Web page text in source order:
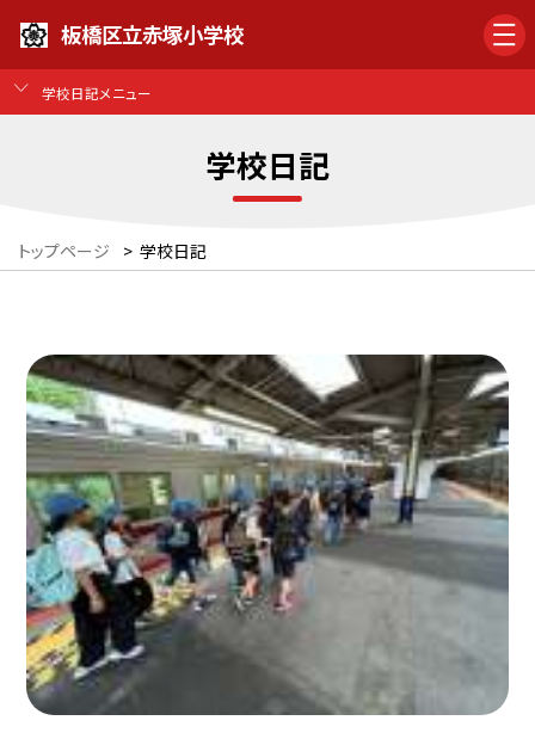
板橋区立赤塚小学校
学校日記メニュー
学校日記
トップページ > 学校日記